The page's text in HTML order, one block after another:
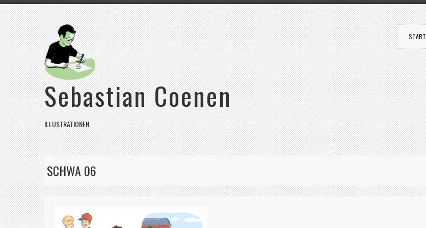
Sebastian Coenen
ILLUSTRATIONEN
START
SCHWA 06